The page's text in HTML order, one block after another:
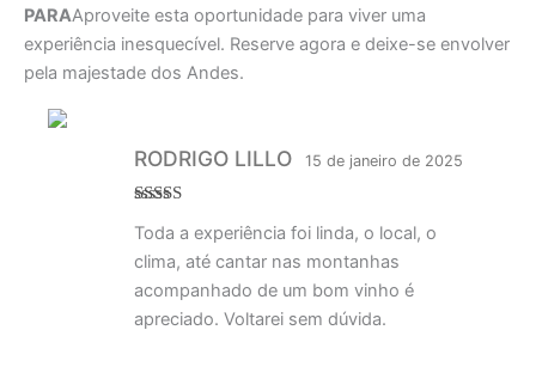
PARAAproveite esta oportunidade para viver uma
experiência inesquecível. Reserve agora e deixe-se envolver
pela majestade dos Andes.
de 5
RODRIGO LILLO 15 de janeiro de 2025
Toda a experiência foi linda, o local, o
clima, até cantar nas montanhas
acompanhado de um bom vinho é
apreciado. Voltarei sem dúvida.